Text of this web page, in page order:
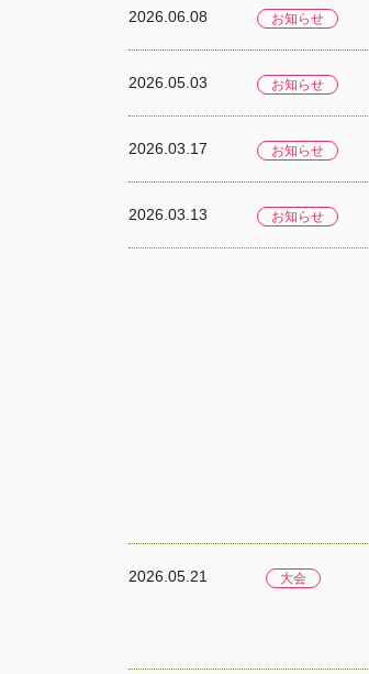
2026.06.08 お知らせ
2026.05.03 お知らせ
2026.03.17 お知らせ
2026.03.13 お知らせ
2026.05.21 大会